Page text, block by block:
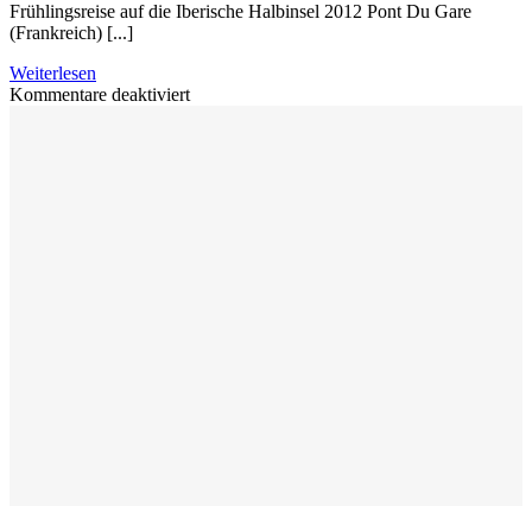
Frühlingsreise auf die Iberische Halbinsel 2012 Pont Du Gare
(Frankreich) [...]
Weiterlesen
Kommentare deaktiviertfür